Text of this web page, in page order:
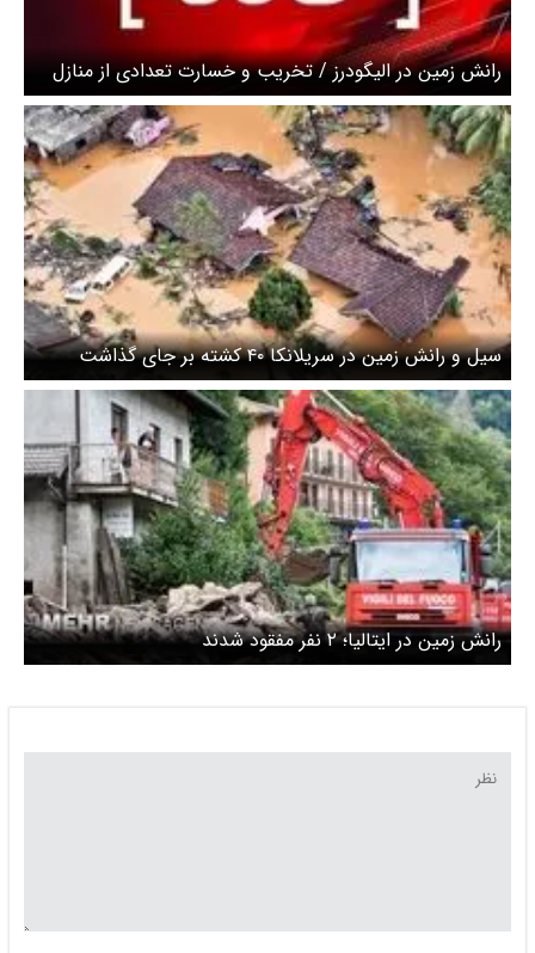
رانش زمین در الیگودرز / تخریب و خسارت تعدادی از منازل
مسکونی
سیل و رانش زمین در سریلانکا ۴۰ کشته بر جای گذاشت
رانش زمین در ایتالیا؛ ۲ نفر مفقود شدند